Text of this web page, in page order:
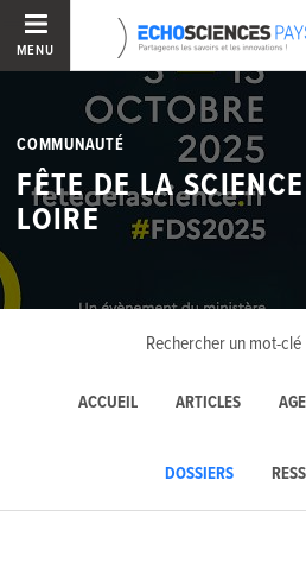
MENU
COMMUNAUTÉ
FÊTE DE LA
LOIRE
ACCUEIL ARTICLES
DOSSIERS